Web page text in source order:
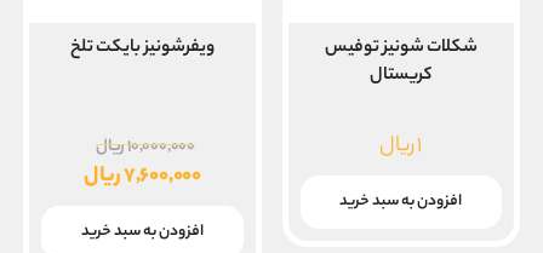
شکلات شونیز توفیس
کریستال
۱ریال
افزودن به سبد خرید
ویفرشونیز بایکت تلخ
۱۰,۰۰۰,۰۰۰ریال
اصلی
بود.
۷,۶۰۰,۰۰۰ریال
فعلی
افزودن به سبد خرید